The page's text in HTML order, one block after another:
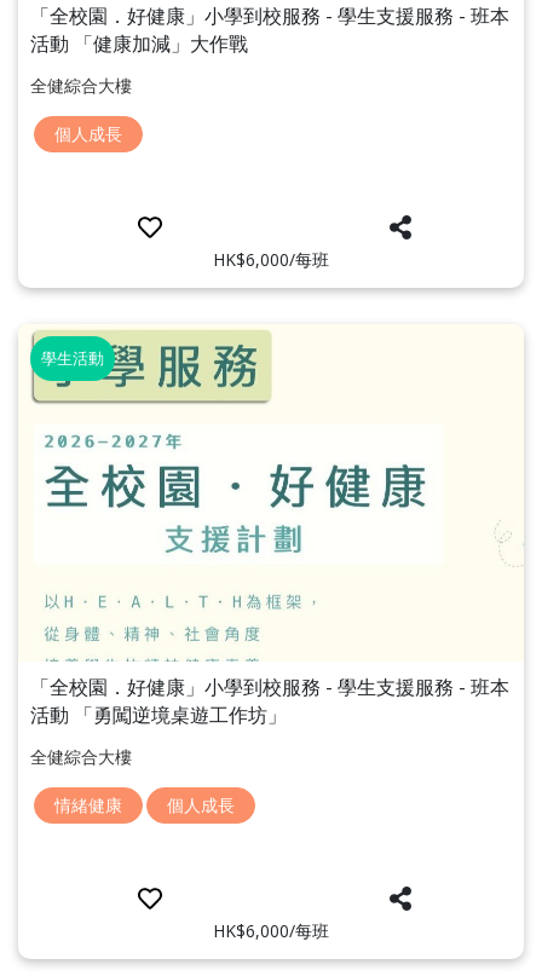
「全校園．好健康」小學到校服務 - 學生支援服務 - 班本
活動 「健康加減」大作戰
全健綜合大樓
個人成長
HK$6,000/每班
學生活動
「全校園．好健康」小學到校服務 - 學生支援服務 - 班本
活動 「勇闖逆境桌遊工作坊」
全健綜合大樓
情緒健康 個人成長
HK$6,000/每班